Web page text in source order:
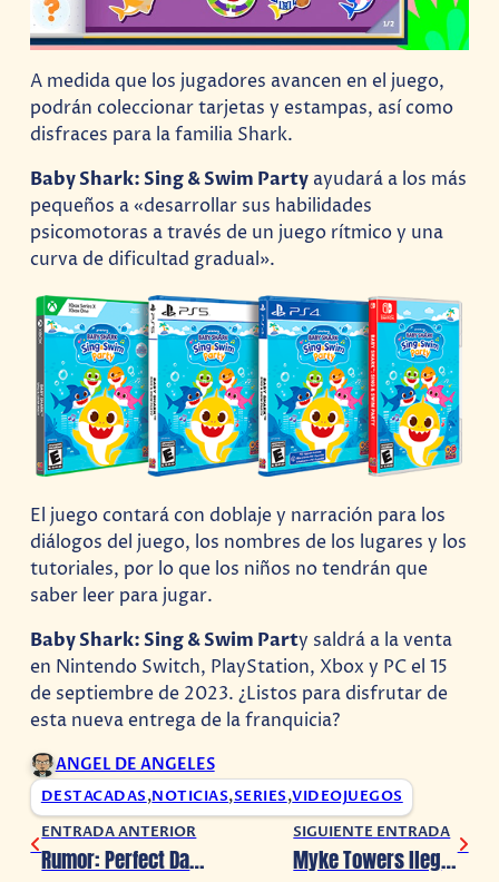
A medida que los jugadores avancen en el juego,
podrán coleccionar tarjetas y estampas, así como
disfraces para la familia Shark.
Baby Shark: Sing & Swim Party ayudará a los más
pequeños a «desarrollar sus habilidades
psicomotoras a través de un juego rítmico y una
curva de dificultad gradual».
El juego contará con doblaje y narración para los
diálogos del juego, los nombres de los lugares y los
tutoriales, por lo que los niños no tendrán que
saber leer para jugar.
Baby Shark: Sing & Swim Party saldrá a la venta
en Nintendo Switch, PlayStation, Xbox y PC el 15
de septiembre de 2023. ¿Listos para disfrutar de
esta nueva entrega de la franquicia?
ANGEL DE ANGELES
DESTACADAS,NOTICIAS,SERIES,VIDEOJUEGOS
ENTRADA ANTERIOR
Rumor: Perfect Dark retrasaría su fecha de lanzamiento
SIGUIENTE ENTRADA
Myke Towers llegará a México en septiembre 2023